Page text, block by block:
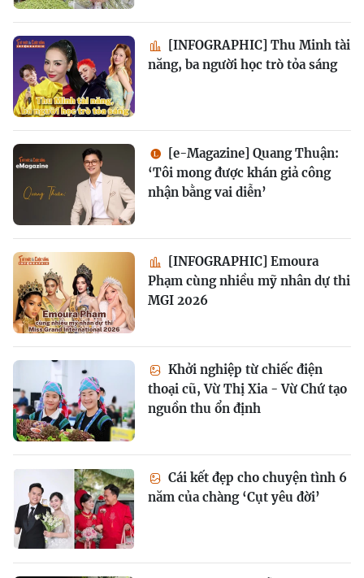
[INFOGRAPHIC] Thu Minh tài
năng, ba người học trò tỏa sáng
[e-Magazine] Quang Thuận:
‘Tôi mong được khán giả công
nhận bằng vai diễn’
[INFOGRAPHIC] Emoura
Phạm cùng nhiều mỹ nhân dự thi
MGI 2026
Khởi nghiệp từ chiếc điện
thoại cũ, Vừ Thị Xia - Vừ Chứ tạo
nguồn thu ổn định
Cái kết đẹp cho chuyện tình 6
năm của chàng ‘Cụt yêu đời’